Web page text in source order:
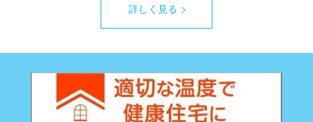
詳しく見る